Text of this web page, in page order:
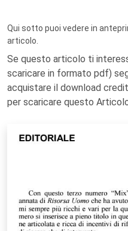
Qui sotto puoi vedere in
articolo.
Se questo articolo ti
scaricare in formato pdf)
acquistare il download
per scaricare questo